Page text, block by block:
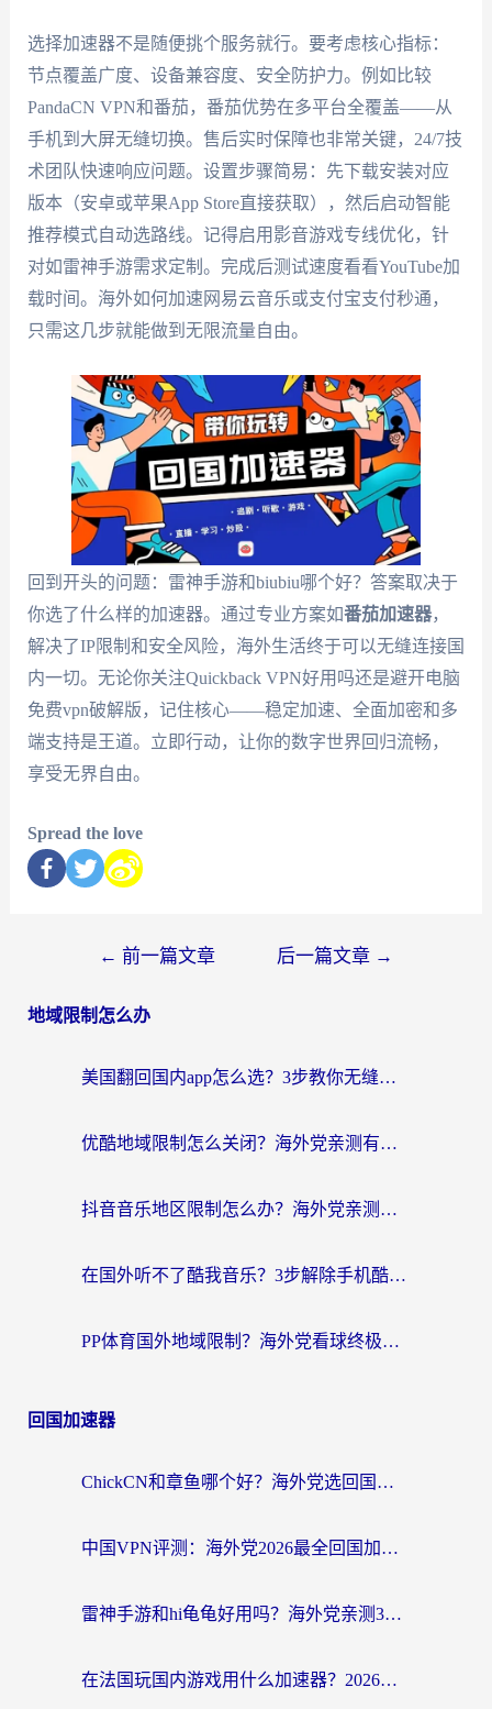
选择加速器不是随便挑个服务就行。要考虑核心指标：
节点覆盖广度、设备兼容度、安全防护力。例如比较
PandaCN VPN和番茄，番茄优势在多平台全覆盖——从
手机到大屏无缝切换。售后实时保障也非常关键，24/7技
术团队快速响应问题。设置步骤简易：先下载安装对应
版本（安卓或苹果App Store直接获取），然后启动智能
推荐模式自动选路线。记得启用影音游戏专线优化，针
对如雷神手游需求定制。完成后测试速度看看YouTube加
载时间。海外如何加速网易云音乐或支付宝支付秒通，
只需这几步就能做到无限流量自由。
回到开头的问题：雷神手游和biubiu哪个好？答案取决于
你选了什么样的加速器。通过专业方案如番茄加速器，
解决了IP限制和安全风险，海外生活终于可以无缝连接国
内一切。无论你关注Quickback VPN好用吗还是避开电脑
免费vpn破解版，记住核心——稳定加速、全面加密和多
端支持是王道。立即行动，让你的数字世界回归流畅，
享受无界自由。
Spread the love
← 前一篇文章 后一篇文章 →
地域限制怎么办
美国翻回国内app怎么选？3步教你无缝刷剧、登12123、访问国内网站
优酷地域限制怎么关闭？海外党亲测有效的追剧加速器选择指南
抖音音乐地区限制怎么办？海外党亲测有效的听歌自由指南
在国外听不了酷我音乐？3步解除手机酷我音乐海外限制，附实测好用加速器
PP体育国外地域限制？海外党看球终极方案：从欧洲杯到奥运会，中文解说不卡顿！
回国加速器
ChickCN和章鱼哪个好？海外党选回国加速器的3个关键维度 + 实用避坑指南
中国VPN评测：海外党2026最全回国加速器选择指南，告别地区限制不踩坑
雷神手游和hi龟龟好用吗？海外党亲测3款回国加速器，教你选对国外到国内加速器
在法国玩国内游戏用什么加速器？2026实测解决延迟卡顿的实用指南